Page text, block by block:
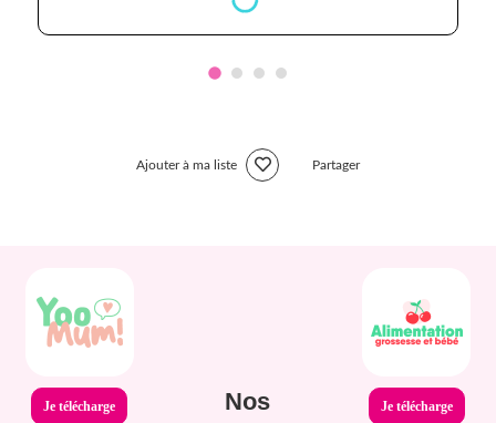
Ajouter à ma liste Partager
Je télécharge
Nos
Je télécharge